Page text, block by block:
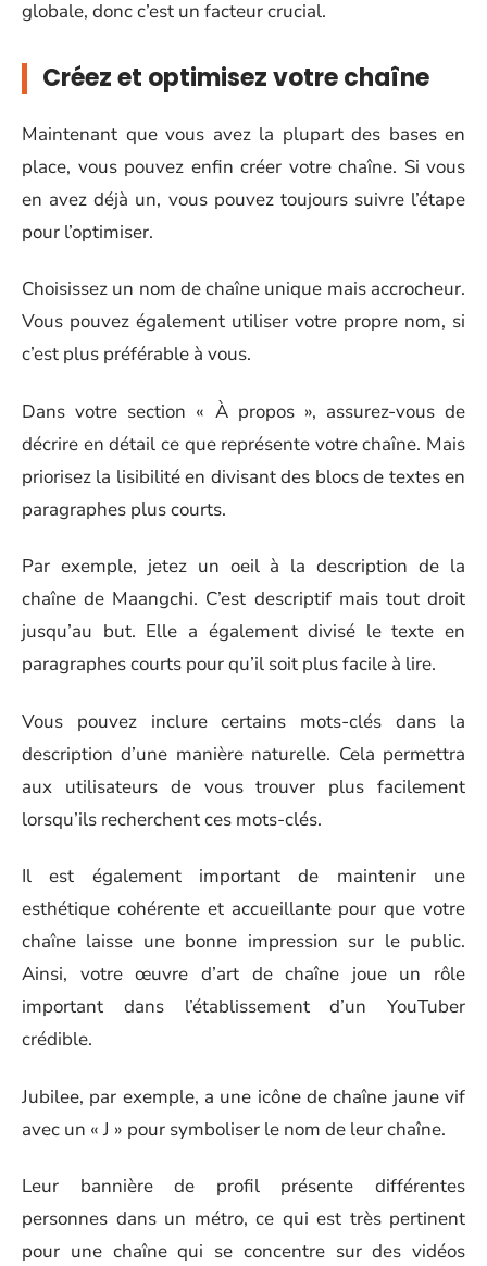
globale, donc c’est un facteur crucial.
Créez et optimisez votre chaîne
Maintenant que vous avez la plupart des bases en
place, vous pouvez enfin créer votre chaîne. Si vous
en avez déjà un, vous pouvez toujours suivre l’étape
pour l’optimiser.
Choisissez un nom de chaîne unique mais accrocheur.
Vous pouvez également utiliser votre propre nom, si
c’est plus préférable à vous.
Dans votre section « À propos », assurez-vous de
décrire en détail ce que représente votre chaîne. Mais
priorisez la lisibilité en divisant des blocs de textes en
paragraphes plus courts.
Par exemple, jetez un oeil à la description de la
chaîne de Maangchi. C’est descriptif mais tout droit
jusqu’au but. Elle a également divisé le texte en
paragraphes courts pour qu’il soit plus facile à lire.
Vous pouvez inclure certains mots-clés dans la
description d’une manière naturelle. Cela permettra
aux utilisateurs de vous trouver plus facilement
lorsqu’ils recherchent ces mots-clés.
Il est également important de maintenir une
esthétique cohérente et accueillante pour que votre
chaîne laisse une bonne impression sur le public.
Ainsi, votre œuvre d’art de chaîne joue un rôle
important dans l’établissement d’un YouTuber
crédible.
Jubilee, par exemple, a une icône de chaîne jaune vif
avec un « J » pour symboliser le nom de leur chaîne.
Leur bannière de profil présente différentes
personnes dans un métro, ce qui est très pertinent
pour une chaîne qui se concentre sur des vidéos